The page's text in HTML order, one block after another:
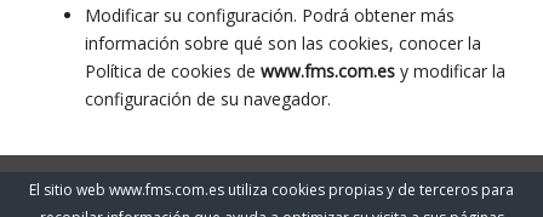
Modificar su configuración. Podrá obtener más
información sobre qué son las cookies, conocer la
Política de cookies de www.fms.com.es y modificar la
configuración de su navegador.
El sitio web www.fms.com.es utiliza cookies propias y de terceros para